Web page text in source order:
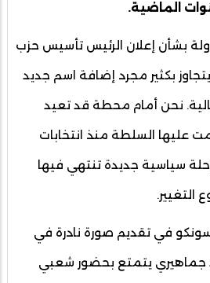
الماضية.
بشأن إعلان الرئيس تأسيس حزب
بكثير مجرد إضافة اسم جديد
نحن أمام محطة قد تعيد
عليها السلطة منذ انتخابات
سياسية جديدة تنتهي فيها
التغيير.
في تقديم صورة نادرة في
جماهيري يتمتع بحضور شعبي